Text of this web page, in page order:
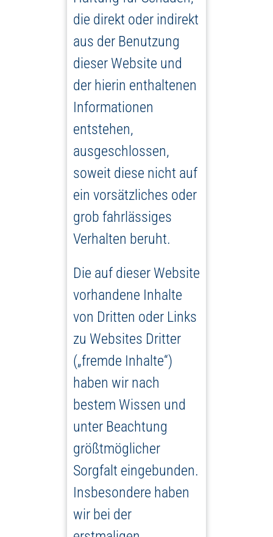
die direkt oder indirekt
aus der Benutzung
dieser Website und
der hierin enthaltenen
Informationen
entstehen,
ausgeschlossen,
soweit diese nicht auf
ein vorsätzliches oder
grob fahrlässiges
Verhalten beruht.
Die auf dieser Website
vorhandene Inhalte
von Dritten oder Links
zu Websites Dritter
(„fremde Inhalte“)
haben wir nach
bestem Wissen und
unter Beachtung
größtmöglicher
Sorgfalt eingebunden.
Insbesondere haben
wir bei der